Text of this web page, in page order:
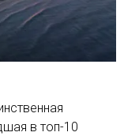
в топ-10